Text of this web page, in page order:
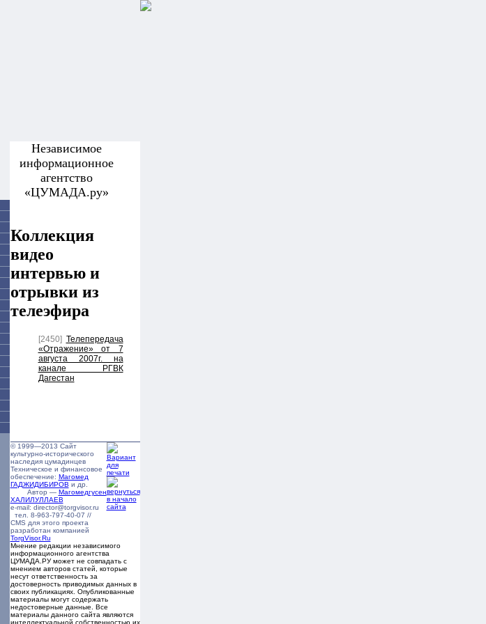
Независимое
информационное
агентство
«ЦУМАДА.ру»
Коллекция
видео
интервью и
отрывки из
телеэфира
[2450] Телепередача
«Отражение» от 7
августа 2007г. на
канале РГВК
Дагестан
© 1999—2013 Сайт
культурно-исторического
наследия цумадинцев
Техническое и финансовое
обеспечение: Магомед
ГАДЖИДИБИРОВ и др.
Автор — Магомедгусен
ХАЛИЛУЛЛАЕВ
e-mail: director@torgvisor.ru
тел. 8-963-797-40-07 //
CMS для этого проекта
разработан компанией
TorgVisor.Ru
Мнение редакции независимого
информационного агентства
ЦУМАДА.РУ может не совпадать с
мнением авторов статей, которые
несут ответственность за
достоверность приводимых данных в
своих публикациях. Опубликованные
материалы могут содержать
недостоверные данные. Все
материалы данного сайта являются
интеллектуальной собственностью их